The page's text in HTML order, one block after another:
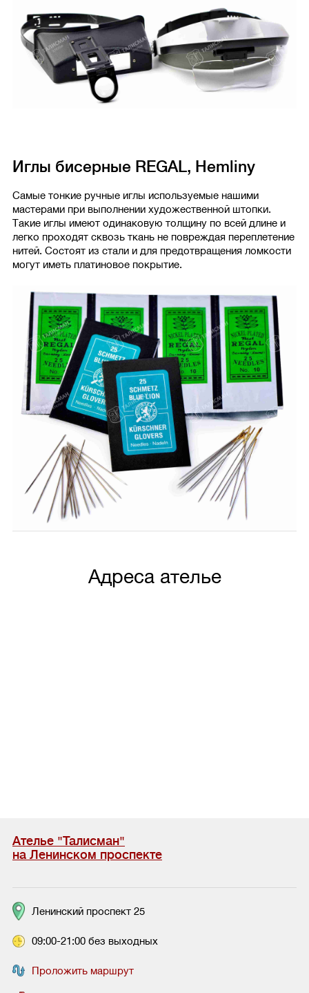
Иглы бисерные REGAL, Hemlinу
Самые тонкие ручные иглы используемые нашими
мастерами при выполнении художественной штопки.
Такие иглы имеют одинаковую толщину по всей длине и
легко проходят сквозь ткань не повреждая переплетение
нитей. Состоят из стали и для предотвращения ломкости
могут иметь платиновое покрытие.
Адреса ателье
Ателье "Талисман"
на Ленинском проспекте
Ленинский проспект 25
09:00-21:00 без выходных
Проложить маршрут